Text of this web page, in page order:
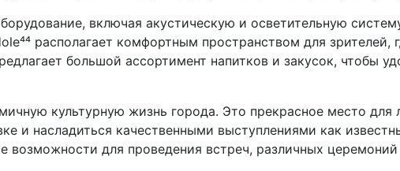
включая акустическую и осветительную
располагает комфортным пространством для зрителей,
большой ассортимент напитков и закусок, чтобы
культурную жизнь города. Это прекрасное место
и насладиться качественными выступлениями как
возможности для проведения встреч, различных